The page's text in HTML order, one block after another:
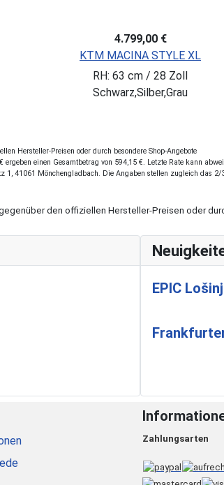
4.799,00 €
KTM MACINA STYLE XL
RH: 63 cm / 28 Zoll
Schwarz,Silber,Grau
Hersteller-Preisen oder durch besondere Shop-Angebote
einen Gesamtbetrag von 594,15 €. Letzte Rate kann
1, 41061 Mönchengladbach. Die Angaben stellen zugleich das
den offiziellen Hersteller-Preisen oder
EPIC
Zahlungsarten